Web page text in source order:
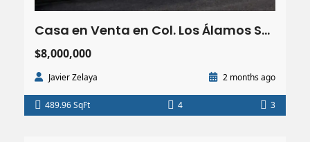
Casa en Venta en Col. Los Álamos San Pedro Sula | 4 HBT. 3 Baños
$8,000,000
Javier Zelaya 2 months ago
489.96 SqFt 4 3